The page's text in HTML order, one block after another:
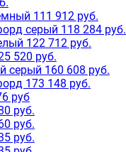
111 912 руб.
серый 118 284 руб.
122 712 руб.
520 руб.
серый 160 608 руб.
173 148 руб.
руб
руб.
руб.
руб.